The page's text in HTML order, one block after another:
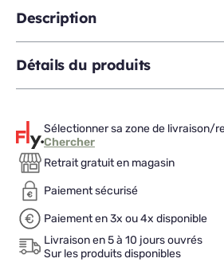
Description
Détails du produits
Sélectionner sa zone de livraison/
Chercher
Retrait gratuit en magasin
Paiement sécurisé
Paiement en 3x ou 4x disponible
Livraison en 5 à 10 jours ouvrés
Sur les produits disponibles